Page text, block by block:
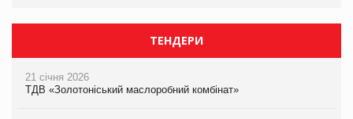
ТЕНДЕРИ
21 січня 2026
ТДВ «Золотоніський маслоробний комбінат»